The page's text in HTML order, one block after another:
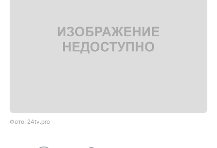
Фото: 24tv.pro